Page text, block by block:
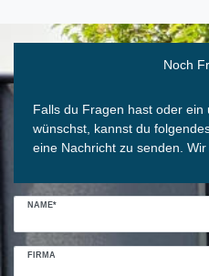
Noch
Falls du Fragen hast oder ein
wünschst, kannst du
eine Nachricht zu senden.
NAME*
FIRMA